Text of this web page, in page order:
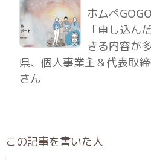
ホムペ
「申し込ん
きる内容が
県、個人事業主＆代表取
さん
この記事を書いた人